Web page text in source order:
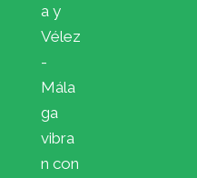
a y
Vélez
-
Mála
ga
vibra
n con